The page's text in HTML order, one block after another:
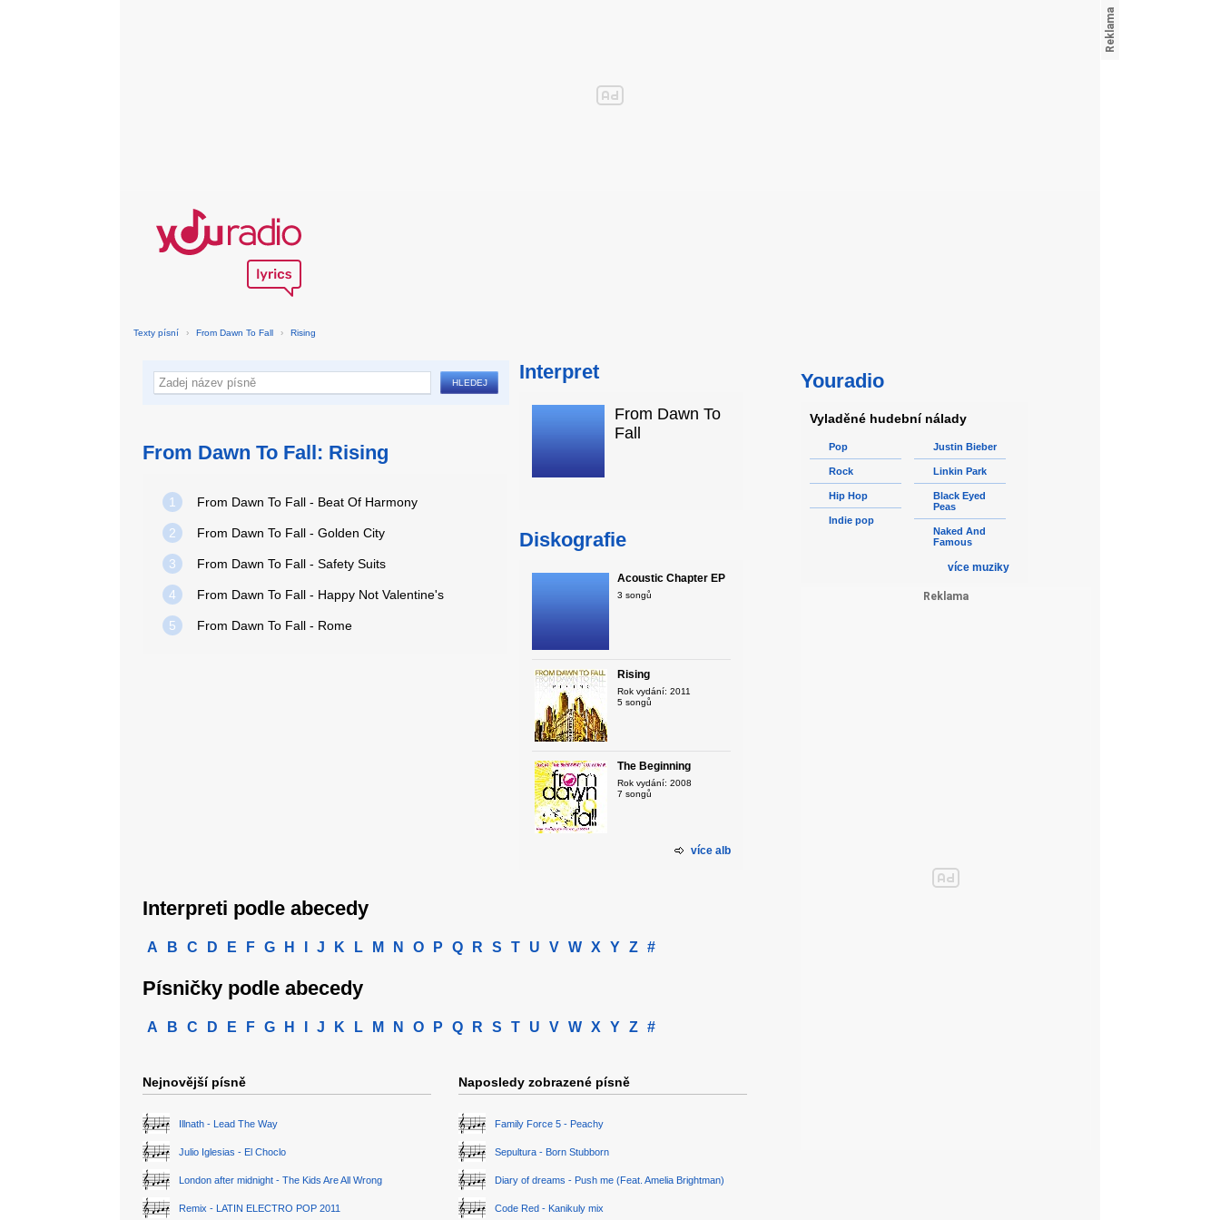
Texty písní › From Dawn To Fall › Rising
From Dawn To Fall: Rising
1 From Dawn To Fall - Beat Of Harmony
2 From Dawn To Fall - Golden City
3 From Dawn To Fall - Safety Suits
4 From Dawn To Fall - Happy Not Valentine's
5 From Dawn To Fall - Rome
Interpret
From Dawn To
Fall
Diskografie
Acoustic Chapter EP
3 songů
Rising
Rok vydání: 2011
5 songů
The Beginning
Rok vydání: 2008
7 songů
více alb
Interpreti podle abecedy
A B C D E F G H J K L M N O P Q R S T U V W X Y Z #
Písničky podle abecedy
A B C D E F G H J K L M N O P Q R S T U V W X Y Z #
Nejnovější písně
Illnath - Lead The Way
Julio Iglesias - El Choclo
London after midnight - The Kids Are All Wrong
Remix - LATIN ELECTRO POP 2011
Naposledy zobrazené písně
Family Force 5 - Peachy
Sepultura - Born Stubborn
Diary of dreams - Push me (Feat. Amelia Brightman)
Code Red - Kanikuly mix
Youradio
Vyladěné hudební nálady
Pop
Rock
Hip Hop
Indie pop
Justin Bieber
Linkin Park
Black Eyed
Peas
Naked And
Famous
více muziky